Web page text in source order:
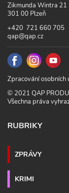
Zikmunda Wintra 21
301 00 Plzeň
+420 721 660 705
qap@qap.cz
Zpracování osobních
© 2021 QAP
Všechna práva
RUBRIKY
ZPRÁVY
KRIMI